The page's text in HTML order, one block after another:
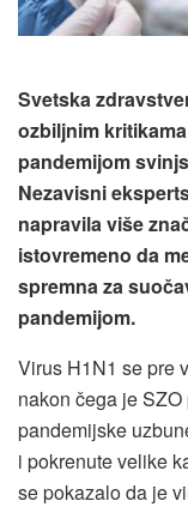
Svetska
ozbiljnim
pandemijom
Nezavisni
napravila više
istovremeno da
spremna za
pandemijom.
Virus H1N1 se pre
nakon čega je
pandemijske
i pokrenute velike
se pokazalo da je